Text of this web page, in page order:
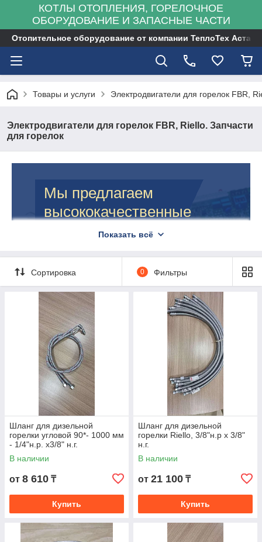
КОТЛЫ ОТОПЛЕНИЯ, ГОРЕЛОЧНОЕ
ОБОРУДОВАНИЕ И ЗАПАСНЫЕ ЧАСТИ
Отопительное оборудование от компании ТеплоТех Астана
Товары и услуги Электродвигатели для горелок FBR,
Электродвигатели для горелок FBR, Riello. Запчасти
для горелок
Мы предлагаем
высококачественные
детали по приемлемой
Все запчасти на котлы и горелки поступают к нам
напрямую от производителя. Они отличаются
высоким качеством и надежностью. Опытные
профессионалы подберут лучшее решение и
помогут купить запчасти для котлов, которые вам
необходимы.
В каталог
Что получают клиенты?
Показать всё
Сортировка 0 Фильтры
Шланг для дизельной
горелки угловой 90*- 1000 мм
- 1/4"н.р. х3/8" н.г.
В наличии
от 8 610 ₸
Купить
Шланг для дизельной
горелки Riello, 3/8"н.р х 3/8"
н.г.
В наличии
от 21 100 ₸
Купить